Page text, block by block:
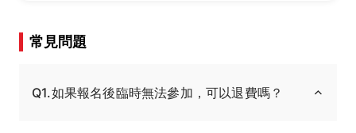
常見問題
Q1.如果報名後臨時無法參加，可以退費嗎？